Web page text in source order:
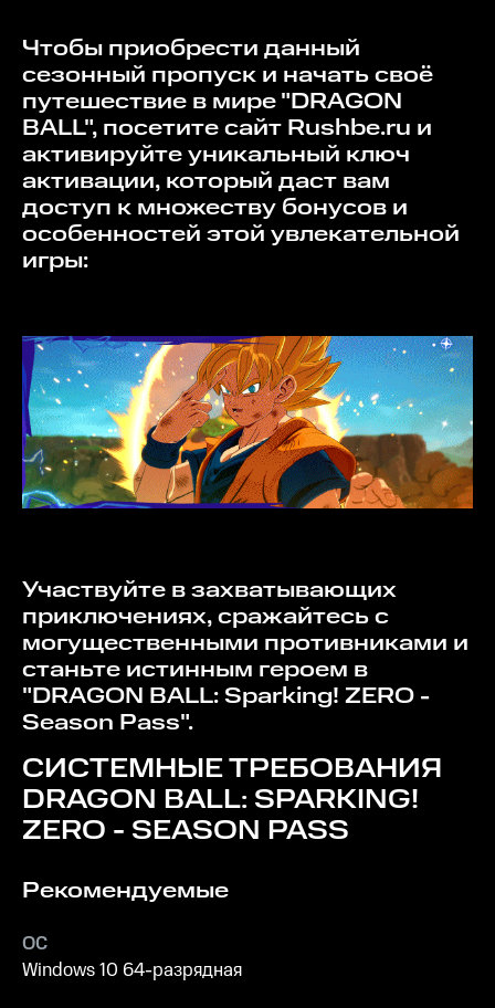
Чтобы приобрести данный
сезонный пропуск и начать своё
путешествие в мире "DRAGON
BALL", посетите сайт Rushbe.ru и
активируйте уникальный ключ
активации, который даст вам
доступ к множеству бонусов и
особенностей этой увлекательной
игры:
Участвуйте в захватывающих
приключениях, сражайтесь с
могущественными противниками и
станьте истинным героем в
"DRAGON BALL: Sparking! ZERO -
Season Pass".
СИСТЕМНЫЕ ТРЕБОВАНИЯ
DRAGON BALL: SPARKING!
ZERO - SEASON PASS
Рекомендуемые
ОС
Windows 10 64-разрядная